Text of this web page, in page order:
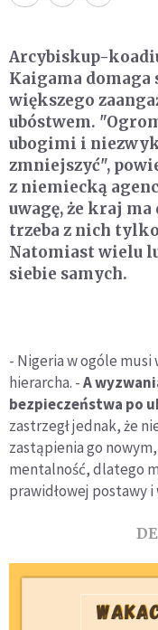
Arcybiskup-
Kaigama domaga
większego
ubóstwem.
ubogimi i
zmniejszyć",
z niemiecką
uwagę, że kraj ma
trzeba z nich
Natomiast wielu
siebie samych.
- Nigeria w ogóle musi
hierarcha. -A
bezpieczeństwa po
zastrzegł jednak, że
zastąpienia go
mentalność, dlatego
prawidłowej postawy i